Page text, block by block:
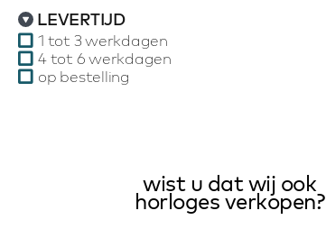
LEVERTIJD
1 tot 3 werkdagen
4 tot 6 werkdagen
op bestelling
wist u dat wij ook
horloges verkopen?